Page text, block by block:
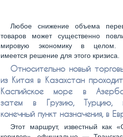
Любое снижение объема
товаров может существенно
мировую экономику в целом.
имеется решение для этого кризиса.
Относительно новый
из Китая в Казахстан
Каспийское море в
затем в Грузию, Турцию,
конечный пункт назначения, в
Этот маршрут, известный как